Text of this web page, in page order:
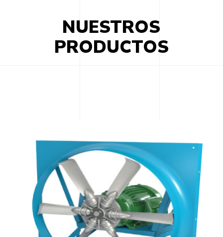
NUESTROS
PRODUCTOS